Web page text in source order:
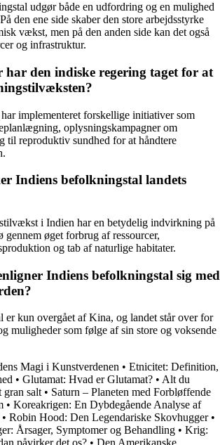
udgør både en udfordring og en mulighed
den ene side skaber den store arbejdsstyrke
vækst, men på den anden side kan det også
og infrastruktur.
den indiske regering taget for at
implementeret forskellige initiativer som
oplysningskampagner om
til reproduktiv sundhed for at håndtere
Indiens befolkningstal landets
i Indien har en betydelig indvirkning på
øget forbrug af ressourcer,
og tab af naturlige habitater.
Indiens befolkningstal sig med
er kun overgået af Kina, og landet står over for
muligheder som følge af sin store og voksende
Magi i Kunstverdenen • Etnicitet: Definition,
• Glutamat: Hvad er Glutamat? • Alt du
gran salt• Saturn – Planeten med Forbløffende
• Koreakrigen: En Dybdegående Analyse af
• Robin Hood: Den Legendariske Skovhugger•
Årsager, Symptomer og Behandling • Krig: